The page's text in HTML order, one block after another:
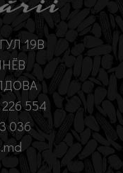
19B
554
036